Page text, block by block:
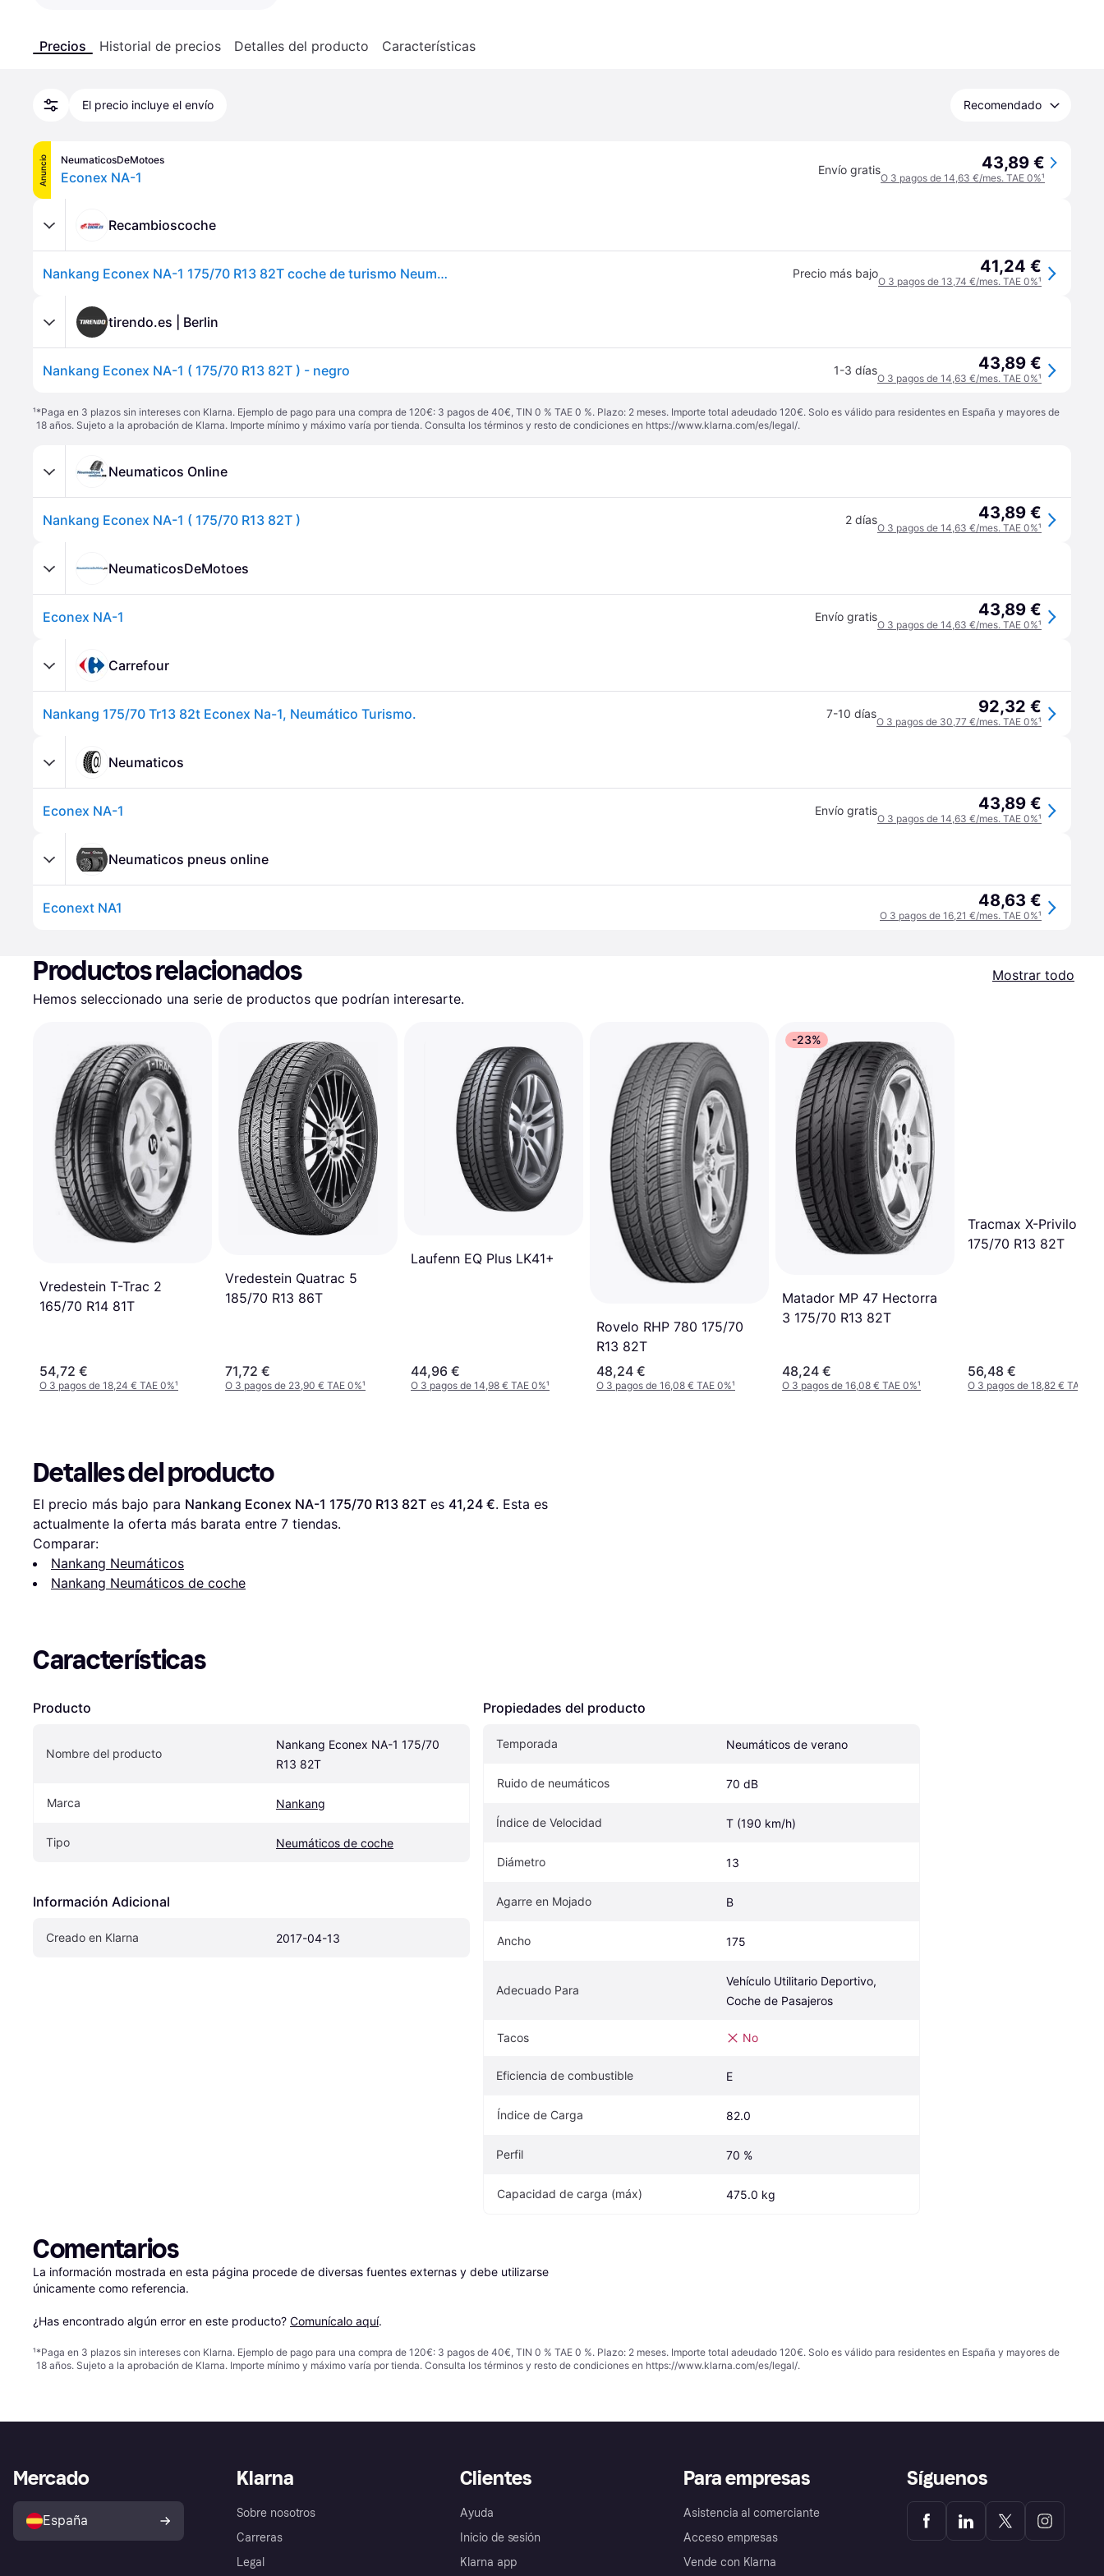
Precios Historial de precios Detalles del producto Características
El precio incluye el envío Recomendado
Anuncio NeumaticosDeMotoes
Econex NA-1 Envío gratis 43,89 €
O 3 pagos de 14,63 €/mes. TAE 0%¹
Recambioscoche
Nankang Econex NA-1 175/70 R13 82T coche de turismo Neumáticos de verano Neumáticos JC917 Precio más bajo 41,24 €
O 3 pagos de 13,74 €/mes. TAE 0%¹
tirendo.es | Berlin
Nankang Econex NA-1 ( 175/70 R13 82T ) - negro 1-3 días 43,89 €
O 3 pagos de 14,63 €/mes. TAE 0%¹
¹*Paga en 3 plazos sin intereses con Klarna. Ejemplo de pago para una compra de 120€: 3 pagos de 40€, TIN 0 % TAE 0 %. Plazo: 2 meses. Importe total adeudado 120€. Solo es válido para residentes en España y mayores de
18 años. Sujeto a la aprobación de Klarna. Importe mínimo y máximo varía por tienda. Consulta los términos y resto de condiciones en https://www.klarna.com/es/legal/.
Neumaticos Online
Nankang Econex NA-1 ( 175/70 R13 82T ) 2 días 43,89 €
O 3 pagos de 14,63 €/mes. TAE 0%¹
NeumaticosDeMotoes
Econex NA-1 Envío gratis 43,89 €
O 3 pagos de 14,63 €/mes. TAE 0%¹
Carrefour
Nankang 175/70 Tr13 82t Econex Na-1, Neumático Turismo. 7-10 días 92,32 €
O 3 pagos de 30,77 €/mes. TAE 0%¹
Neumaticos
Econex NA-1 Envío gratis 43,89 €
O 3 pagos de 14,63 €/mes. TAE 0%¹
Neumaticos pneus online
Econext NA1 48,63 €
O 3 pagos de 16,21 €/mes. TAE 0%¹
Productos relacionados
Mostrar todo
Hemos seleccionado una serie de productos que podrían interesarte.
Vredestein T-Trac 2
165/70 R14 81T
54,72 €
O 3 pagos de 18,24 € TAE 0%¹
Vredestein Quatrac 5
185/70 R13 86T
71,72 €
O 3 pagos de 23,90 € TAE 0%¹
Laufenn EQ Plus LK41+
44,96 €
O 3 pagos de 14,98 € TAE 0%¹
Rovelo RHP 780 175/70
R13 82T
48,24 €
O 3 pagos de 16,08 € TAE 0%¹
-23%
Matador MP 47 Hectorra
3 175/70 R13 82T
48,24 €
O 3 pagos de 16,08 € TAE 0%¹
Tracmax X-Privilo S-
175/70 R13 82T
56,48 €
O 3 pagos de 18,82 € TAE 0%
Detalles del producto
El precio más bajo para Nankang Econex NA-1 175/70 R13 82T es 41,24 €. Esta es
actualmente la oferta más barata entre 7 tiendas.
Comparar:
Nankang Neumáticos
Nankang Neumáticos de coche
Características
Producto
Nombre del producto
Nankang Econex NA-1 175/70
R13 82T
Marca Nankang
Tipo Neumáticos de coche
Información Adicional
Creado en Klarna 2017-04-13
Propiedades del producto
Temporada Neumáticos de verano
Ruido de neumáticos 70 dB
Índice de Velocidad T (190 km/h)
Diámetro 13
Agarre en Mojado B
Ancho 175
Adecuado Para
Vehículo Utilitario Deportivo,
Coche de Pasajeros
Tacos No
Eficiencia de combustible E
Índice de Carga 82.0
Perfil 70 %
Capacidad de carga (máx) 475.0 kg
Comentarios
La información mostrada en esta página procede de diversas fuentes externas y debe utilizarse
únicamente como referencia.
¿Has encontrado algún error en este producto? Comunícalo aquí.
¹*Paga en 3 plazos sin intereses con Klarna. Ejemplo de pago para una compra de 120€: 3 pagos de 40€, TIN 0 % TAE 0 %. Plazo: 2 meses. Importe total adeudado 120€. Solo es válido para residentes en España y mayores de
18 años. Sujeto a la aprobación de Klarna. Importe mínimo y máximo varía por tienda. Consulta los términos y resto de condiciones en https://www.klarna.com/es/legal/.
Klarna
Sobre nosotros
Carreras
Legal
Clientes
Ayuda
Inicio de sesión
Klarna app
Para empresas
Asistencia al comerciante
Acceso empresas
Vende con Klarna
Mercado
España
Síguenos